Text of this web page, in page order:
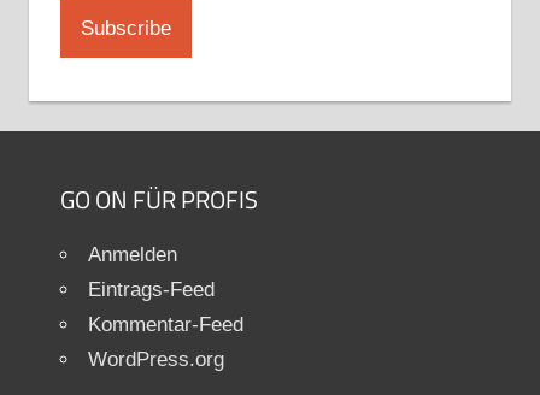
GO ON FÜR PROFIS
Anmelden
Eintrags-Feed
Kommentar-Feed
WordPress.org